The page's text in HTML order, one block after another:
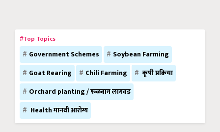
#Top Topics
Government Schemes
Soybean Farming
Goat Rearing
Chili Farming
कृषी प्रक्रिया
Orchard planting / फळबाग लागवड
Health मानवी आरोग्य